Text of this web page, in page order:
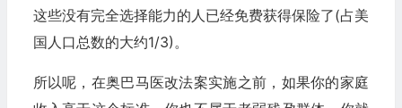
这些没有完全选择能力的人已经免费获得保险了(占美
国人口总数的大约1/3)。
所以呢，在奥巴马医改法案实施之前，如果你的家庭